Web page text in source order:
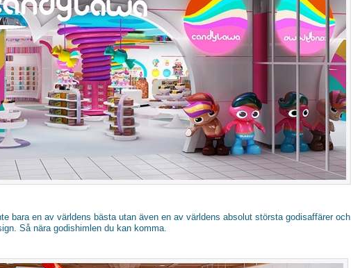
bara en av världens bästa utan även en av världens absolut största godisaffärer och
Så nära godishimlen du kan komma.